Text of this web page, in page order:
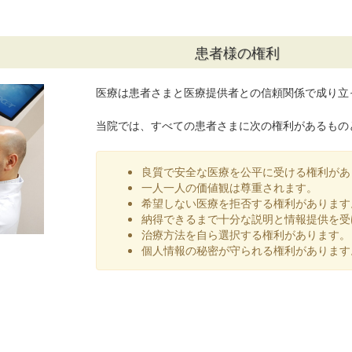
患者様の権利
医療は患者さまと医療提供者との信頼関係で成り
当院では、すべての患者さまに次の権利があるも
良質で安全な医療を公平に受ける権利が
一人一人の価値観は尊重されます。
希望しない医療を拒否する権利がありま
納得できるまで十分な説明と情報提供を
治療方法を自ら選択する権利があります。
個人情報の秘密が守られる権利がありま